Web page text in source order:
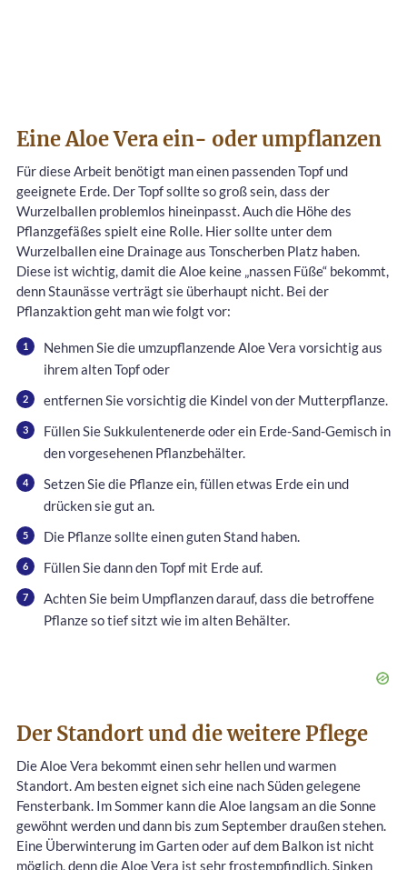
Eine Aloe Vera ein- oder umpflanzen
Für diese Arbeit benötigt man einen passenden Topf und
geeignete Erde. Der Topf sollte so groß sein, dass der
Wurzelballen problemlos hineinpasst. Auch die Höhe des
Pflanzgefäßes spielt eine Rolle. Hier sollte unter dem
Wurzelballen eine Drainage aus Tonscherben Platz haben.
Diese ist wichtig, damit die Aloe keine „nassen Füße“ bekommt,
denn Staunässe verträgt sie überhaupt nicht. Bei der
Pflanzaktion geht man wie folgt vor:
Nehmen Sie die umzupflanzende Aloe Vera vorsichtig aus
ihrem alten Topf oder
entfernen Sie vorsichtig die Kindel von der Mutterpflanze.
Füllen Sie Sukkulentenerde oder ein Erde-Sand-Gemisch in
den vorgesehenen Pflanzbehälter.
Setzen Sie die Pflanze ein, füllen etwas Erde ein und
drücken sie gut an.
Die Pflanze sollte einen guten Stand haben.
Füllen Sie dann den Topf mit Erde auf.
Achten Sie beim Umpflanzen darauf, dass die betroffene
Pflanze so tief sitzt wie im alten Behälter.
Der Standort und die weitere Pflege
Die Aloe Vera bekommt einen sehr hellen und warmen
Standort. Am besten eignet sich eine nach Süden gelegene
Fensterbank. Im Sommer kann die Aloe langsam an die Sonne
gewöhnt werden und dann bis zum September draußen stehen.
Eine Überwinterung im Garten oder auf dem Balkon ist nicht
möglich, denn die Aloe Vera ist sehr frostempfindlich. Sinken